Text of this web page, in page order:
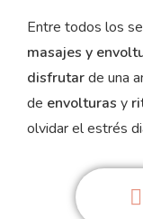
Entre todos los
masajes y
disfrutarde una
de envolturas y
olvidar el estrés